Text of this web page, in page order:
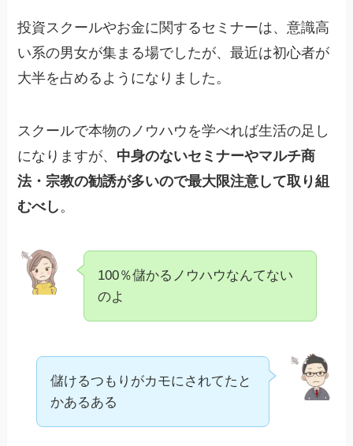
投資スクールやお金に関するセミナーは、意識高
い系の男女が集まる場でしたが、最近は初心者が
大半を占めるようになりました。
スクールで本物のノウハウを学べれば生活の足し
になりますが、 中身のないセミナーやマルチ商
法・宗教の勧誘が多いので最大限注意して取り組
むべし。
100％儲かるノウハウなんてない
のよ
儲けるつもりがカモにされてたと
かあるある